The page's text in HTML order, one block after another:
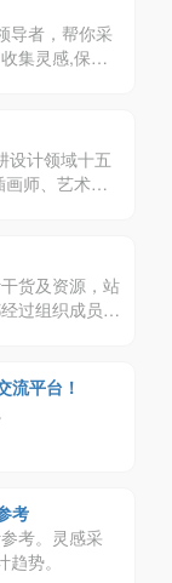
导者，帮你采
集灵感,保存
设计领域十五
画师、艺术
货及资源，站
过组织成员测
流平台！
考
考。灵感采
势。